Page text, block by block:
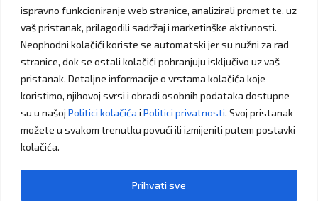
ispravno funkcioniranje web stranice, analizirali promet te, uz
vaš pristanak, prilagodili sadržaj i marketinške aktivnosti.
Neophodni kolačići koriste se automatski jer su nužni za rad
stranice, dok se ostali kolačići pohranjuju isključivo uz vaš
pristanak. Detaljne informacije o vrstama kolačića koje
koristimo, njihovoj svrsi i obradi osobnih podataka dostupne
su u našoj Politici kolačića i Politici privatnosti. Svoj pristanak
možete u svakom trenutku povući ili izmijeniti putem postavki
kolačića.
Prihvati sve
PROFILI I ALATI ZA REKLAME
MEDIJ ZA ŠTAMPE CERADE I PAPIRI
LED DIODE